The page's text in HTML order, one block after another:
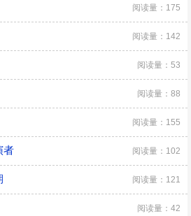
阅读量：175
阅读量：142
阅读量：53
阅读量：88
阅读量：155
者 阅读量：102
阅读量：121
阅读量：42